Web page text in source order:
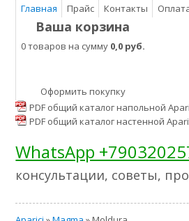
Главная Прайс Контакты
Ваша корзина
0 товаров на сумму 0,0 руб.
Оформить покупку
PDF общий каталог напольной
PDF общий каталог настенной
WhatsApp
консультации, советы,